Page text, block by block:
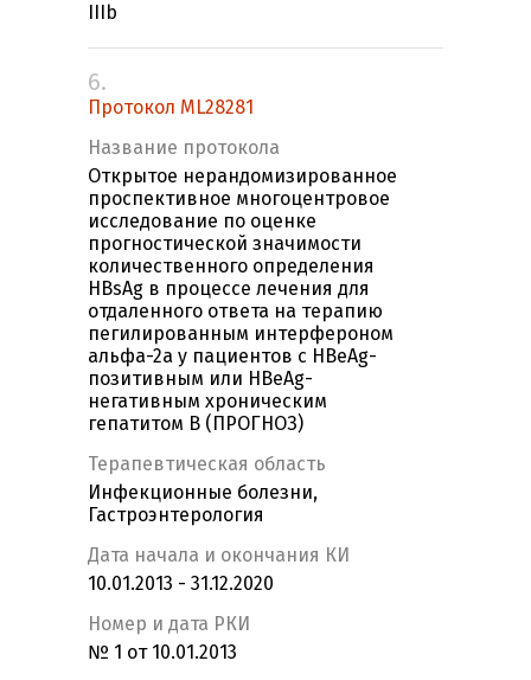
IIIb
6.
Протокол ML28281
Название протокола
Открытое нерандомизированное
проспективное многоцентровое
исследование по оценке
прогностической значимости
количественного определения
HBsAg в процессе лечения для
отдаленного ответа на терапию
пегилированным интерфероном
альфа-2а у пациентов с HBeAg-
позитивным или HBeAg-
негативным хроническим
гепатитом В (ПРОГНОЗ)
Терапевтическая область
Инфекционные болезни,
Гастроэнтерология
Дата начала и окончания КИ
10.01.2013 - 31.12.2020
Номер и дата РКИ
№ 1 от 10.01.2013